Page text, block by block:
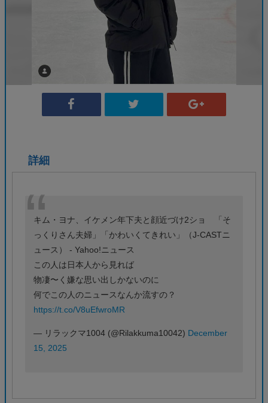
詳細
キム・ヨナ、イケメン年下夫と顔近づけ2ショ 「そ
っくりさん夫婦」「かわいくてきれい」（J-CASTニ
ュース） - Yahoo!ニュース
この人は日本人から見れば
物凄〜く嫌な思い出しかないのに
何でこの人のニュースなんか流すの？
https://t.co/V8uEfwroMR
— リラックマ1004 (@Rilakkuma10042) December
15, 2025